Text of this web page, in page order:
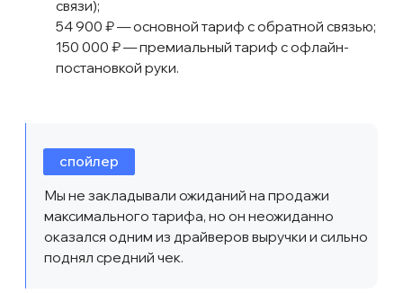
Цепочки и рассылки в тг-боте мы
делали через сервис Bothelp, и чтобы
отслеживать движение подписчиков
или сегментировать их по кликам по
ему согласие на обработку персональных
данных. После согласия ему присваивалась
была выборка пользователей только
до получения лид-магнита, ему присваивалась
метка «дошел», чтобы потом можно было